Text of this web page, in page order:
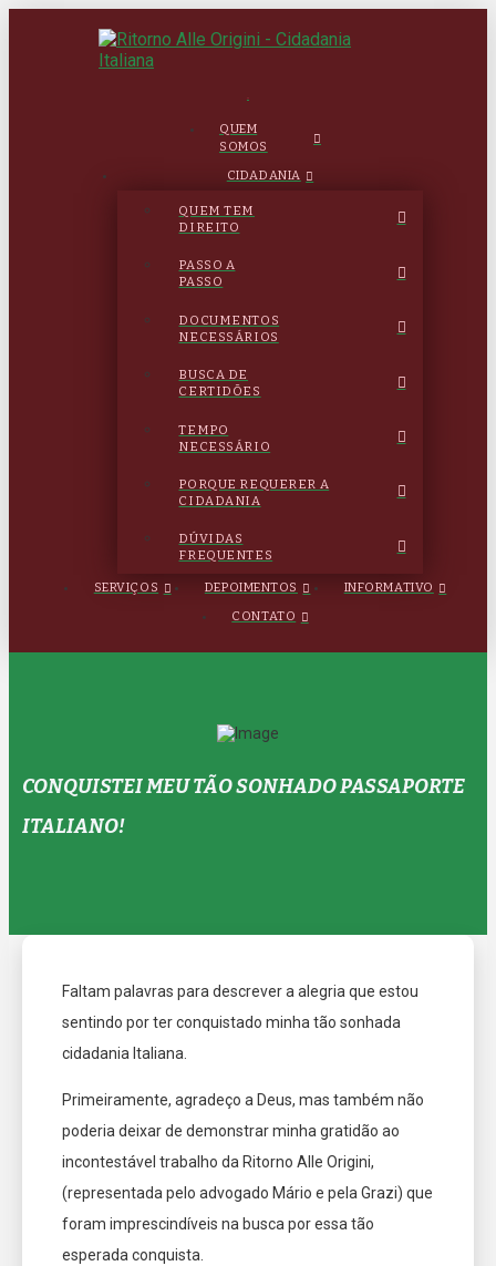
.
QUEM
SOMOS
CIDADANIA
QUEM TEM
DIREITO
PASSO A
PASSO
DOCUMENTOS
NECESSÁRIOS
BUSCA DE
CERTIDÕES
TEMPO
NECESSÁRIO
PORQUE REQUERER A
CIDADANIA
DÚVIDAS
FREQUENTES
SERVIÇOS DEPOIMENTOS
INFORMATIVO
CONTATO
CONQUISTEI MEU TÃO SONHADO PASSAPORTE
ITALIANO!
Faltam palavras para descrever a alegria que estou
sentindo por ter conquistado minha tão sonhada
cidadania Italiana.
Primeiramente, agradeço a Deus, mas também não
poderia deixar de demonstrar minha gratidão ao
incontestável trabalho da Ritorno Alle Origini,
(representada pelo advogado Mário e pela Grazi) que
foram imprescindíveis na busca por essa tão
esperada conquista.